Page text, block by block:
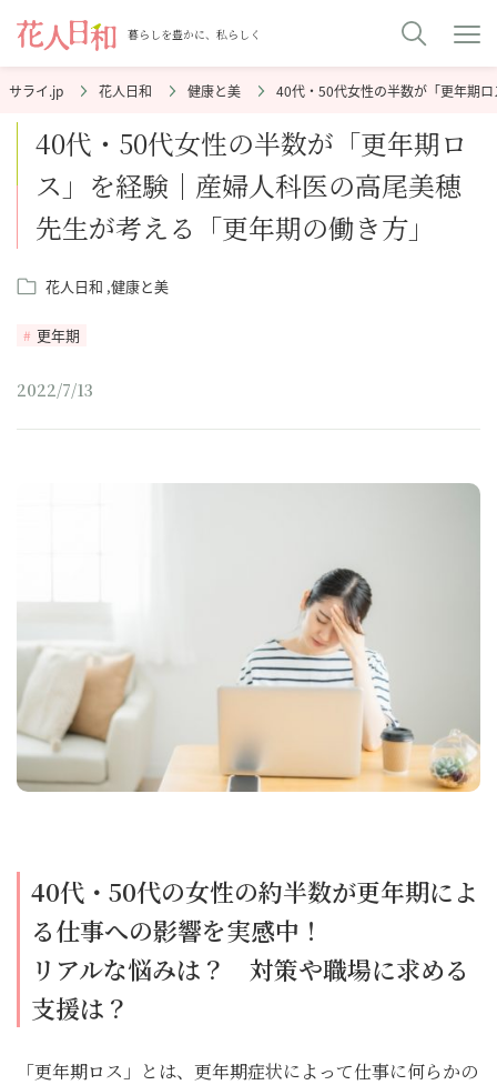
暮らしを豊かに、私らしく
花人日和 健康と美 40代・50代女性の半数が「更年期
40代・50代女性の半数が「更年期ロ
ス」を経験｜産婦人科医の高尾美穂
先生が考える「更年期の働き方」
花人日和 健康と美
更年期
2022/7/13
40代・50代の女性の約半数が更年期によ
る仕事への影響を実感中！
リアルな悩みは？ 対策や職場に求める
支援は？
「更年期ロス」とは、更年期症状によって仕事に何らかの